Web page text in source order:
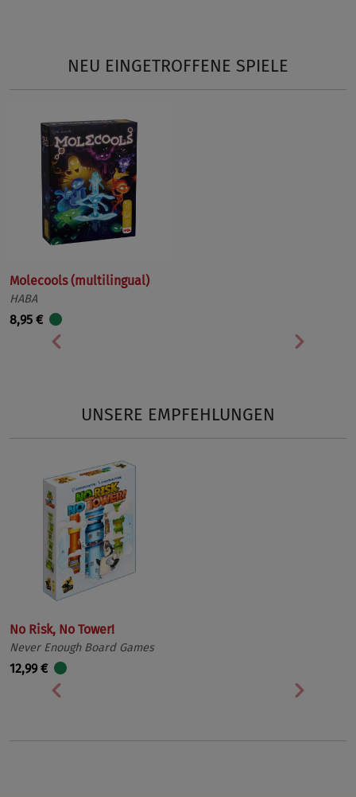
NEU EINGETROFFENE SPIELE
Molecools (multilingual)
HABA
8,95 €
Vorherige
UNSERE EMPFEHLUNGEN
No Risk, No Tower!
Never Enough Board Games
12,99 €
Vorherige